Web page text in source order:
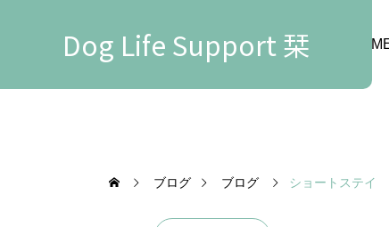
Dog Life Support 栞
ブログ ブログ ショートステイ